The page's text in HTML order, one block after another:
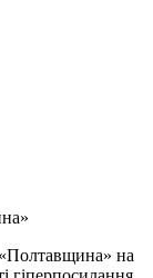
«Полтавщина» на